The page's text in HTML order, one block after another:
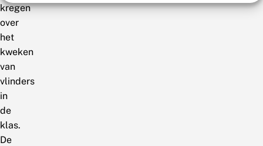
kregen
over
het
kweken
van
vlinders
in
de
klas.
De